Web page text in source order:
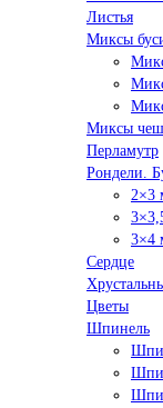
Листья
Миксы
Миксы
Перламутр
Рондели.
2×3
3×4
Сердце
Цветы
Шпинель